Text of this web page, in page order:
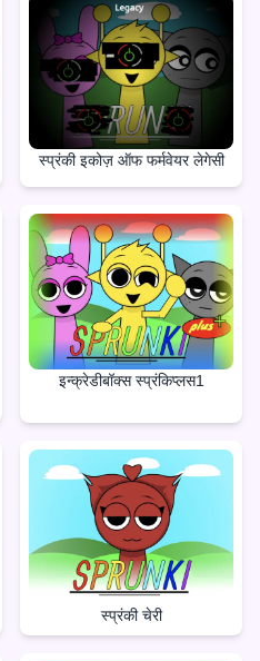
स्प्रंकी इकोज़ ऑफ फर्मवेयर लेगेसी
इन्क्रेडीबॉक्स स्प्रंकिप्लस1
स्प्रंकी चेरी